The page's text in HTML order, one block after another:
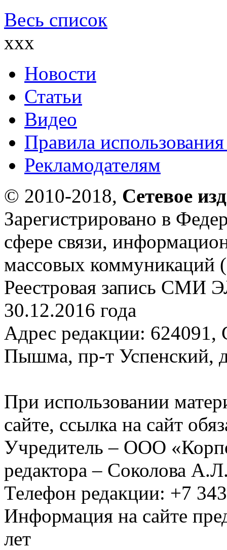
Весь список
xxx
Новости
Статьи
Видео
Правила
Рекламодателям
© 2010-2018, Сетевое
Зарегистрировано в
сфере связи,
массовых коммуникаций
Реестровая запись СМИ
30.12.2016 года
Адрес редакции: 624091,
Пышма, пр-т Успенский,
При использовании
сайте, ссылка на сайт
Учредитель – ООО
редактора – Соколова
Телефон редакции: +7
Информация на сайте
лет